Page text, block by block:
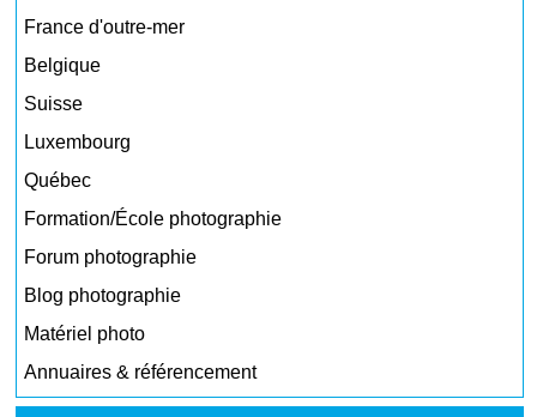
France d'outre-mer
Belgique
Suisse
Luxembourg
Québec
Formation/École photographie
Forum photographie
Blog photographie
Matériel photo
Annuaires & référencement